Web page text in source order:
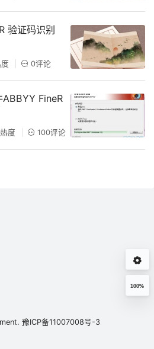
验证码识别
0评论
ABBYY FineR
度 100评论
100%
豫ICP备11007008号-3